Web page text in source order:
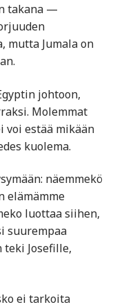
takana —
mutta Jumala on
johtoon,
Molemmat
voi estää mikään
kuolema.
näemmekö
elämämme
luottaa siihen,
suurempaa
teki Josefille,
ei tarkoita